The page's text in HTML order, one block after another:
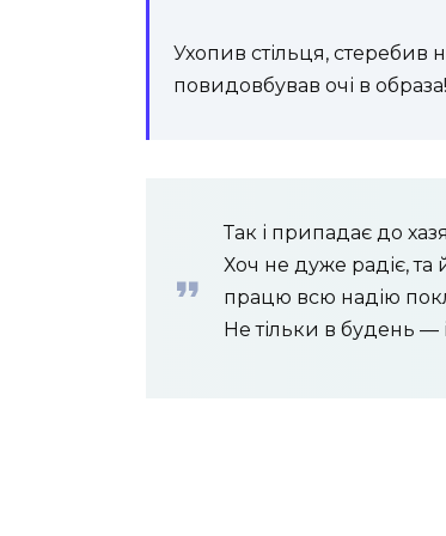
Ухопив стільця, стеребив
повидовбував очі в образа!
Так і припадає до
Хоч не дуже радіє,
працю всю надію
Не тільки в будень —